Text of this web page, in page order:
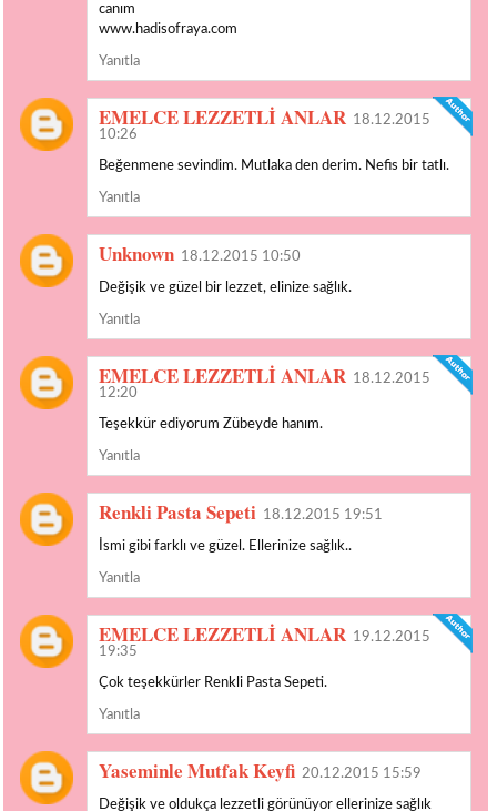
canım
www.hadisofraya.com
Yanıtla
EMELCE LEZZETLİ ANLAR 18.12.2015
10:26
Beğenmene sevindim. Mutlaka den derim. Nefis bir tatlı.
Yanıtla
Unknown 18.12.2015 10:50
Değişik ve güzel bir lezzet, elinize sağlık.
Yanıtla
EMELCE LEZZETLİ ANLAR 18.12.2015
12:20
Teşekkür ediyorum Zübeyde hanım.
Yanıtla
Renkli Pasta Sepeti 18.12.2015 19:51
İsmi gibi farklı ve güzel. Ellerinize sağlık..
Yanıtla
EMELCE LEZZETLİ ANLAR 19.12.2015
19:35
Çok teşekkürler Renkli Pasta Sepeti.
Yanıtla
Yaseminle Mutfak Keyfi 20.12.2015 15:59
Değişik ve oldukça lezzetli görünüyor ellerinize sağlık